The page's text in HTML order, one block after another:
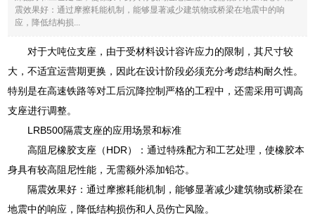
震效果好：通过摩擦耗能机制，能够显著减少建筑物或桥梁在地震中的响
应，降低结构损...
对于大吨位支座，由于受材料设计容许应力的限制，其尺寸较
大，不适宜运营期更换，因此在设计阶段必须充分考虑结构耐久性。
特别是在高速铁路等对工后沉降控制严格的工程中，还需采用可调高
支座进行调整。
LRB500隔震支座的应用场景和标准
高阻尼橡胶支座（HDR）：通过特殊配方和工艺处理，使橡胶本
身具有较高阻尼性能，无需额外添加铅芯。
隔震效果好：通过摩擦耗能机制，能够显著减少建筑物或桥梁在
地震中的响应，降低结构损伤和人员伤亡风险。